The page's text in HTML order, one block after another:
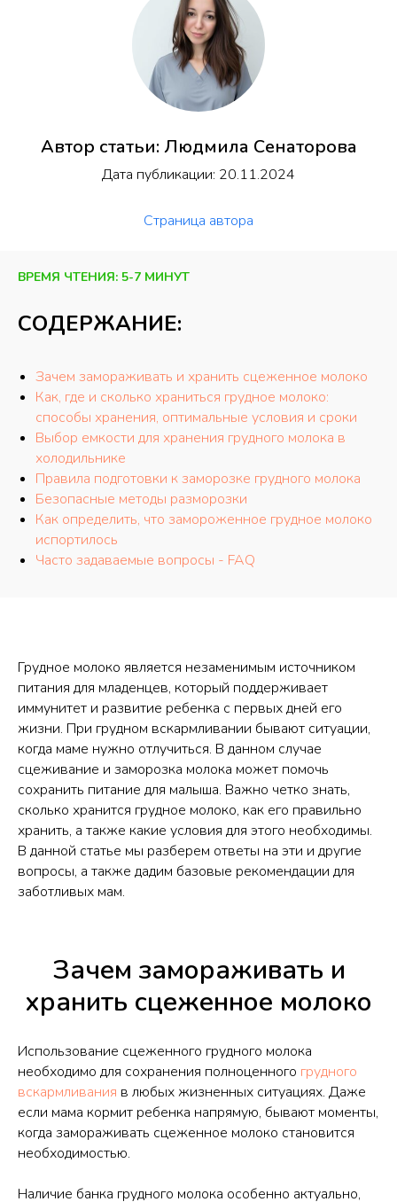
Автор статьи: Людмила Сенаторова
Дата публикации: 20.11.2024
Страница автора
ВРЕМЯ ЧТЕНИЯ: 5-7 МИНУТ
СОДЕРЖАНИЕ:
Зачем замораживать и хранить сцеженное молоко
Как, где и сколько храниться грудное молоко:
способы хранения, оптимальные условия и сроки
Выбор емкости для хранения грудного молока в
холодильнике
Правила подготовки к заморозке грудного молока
Безопасные методы разморозки
Как определить, что замороженное грудное молоко
испортилось
Часто задаваемые вопросы - FAQ
Грудное молоко является незаменимым источником
питания для младенцев, который поддерживает
иммунитет и развитие ребенка с первых дней его
жизни. При грудном вскармливании бывают ситуации,
когда маме нужно отлучиться. В данном случае
сцеживание и заморозка молока может помочь
сохранить питание для малыша. Важно четко знать,
сколько хранится грудное молоко, как его правильно
хранить, а также какие условия для этого необходимы.
В данной статье мы разберем ответы на эти и другие
вопросы, а также дадим базовые рекомендации для
заботливых мам.
Зачем замораживать и
хранить сцеженное молоко
Использование сцеженного грудного молока
необходимо для сохранения полноценного грудного
вскармливания в любых жизненных ситуациях. Даже
если мама кормит ребенка напрямую, бывают моменты,
когда замораживать сцеженное молоко становится
необходимостью.
Наличие банка грудного молока особенно актуально,